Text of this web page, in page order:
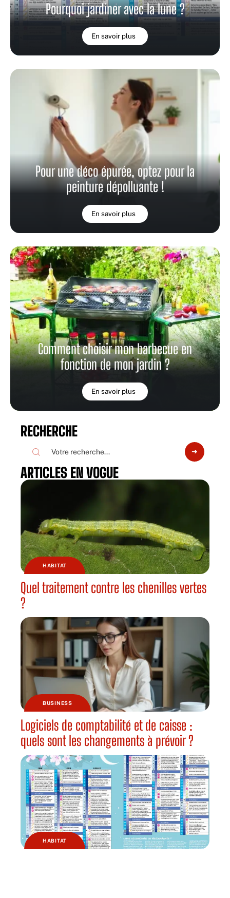
Pourquoi jardiner avec la lune ?
En savoir plus
Pour une déco épurée, optez pour la
peinture dépolluante !
En savoir plus
Comment choisir mon barbecue en
fonction de mon jardin ?
En savoir plus
RECHERCHE
ARTICLES EN VOGUE
HABITAT
Quel traitement contre les chenilles vertes
?
BUSINESS
Logiciels de comptabilité et de caisse :
quels sont les changements à prévoir ?
HABITAT